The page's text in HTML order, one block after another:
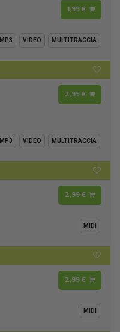
1,99 €
MP3 VIDEO MULTITRACCIA
2,99 €
MP3 VIDEO MULTITRACCIA
2,99 €
MIDI
2,99 €
MIDI